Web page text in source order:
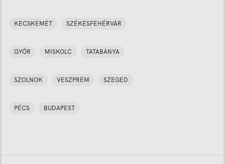
KECSKEMÉT SZÉKESFEHÉRVÁR
GYŐR MISKOLC TATABÁNYA
SZOLNOK VESZPRÉM SZEGED
PÉCS BUDAPEST